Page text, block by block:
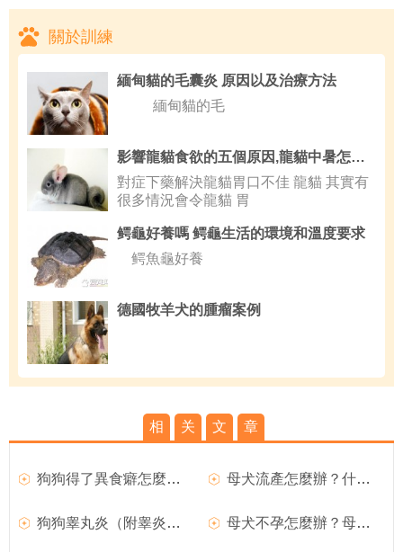
關於訓練
緬甸貓的毛囊炎 原因以及治療方法
緬甸貓的毛
影響龍貓食欲的五個原因,龍貓中暑怎麼辦
對症下藥解決龍貓胃口不佳 龍貓 其實有
很多情況會令龍貓 胃
鳄龜好養嗎 鳄龜生活的環境和溫度要求
鳄魚龜好養
德國牧羊犬的腫瘤案例
相 关 文 章
狗狗得了異食癖怎麼辦？ 母犬流產怎麼辦？什麼原因導致母犬流產？
狗狗睾丸炎（附睾炎）的臨床症狀 母犬不孕怎麼辦？母犬不孕的原因是什麼？